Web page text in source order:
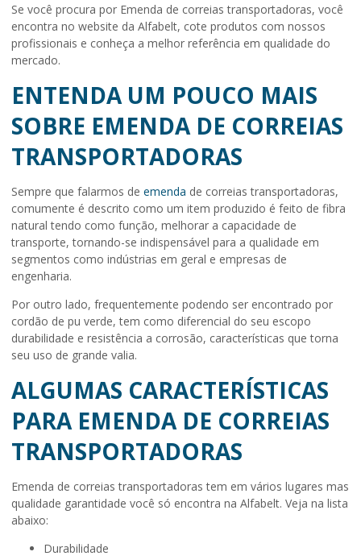
Se você procura por Emenda de correias transportadoras, você
encontra no website da Alfabelt, cote produtos com nossos
profissionais e conheça a melhor referência em qualidade do
mercado.
ENTENDA UM POUCO MAIS
SOBRE EMENDA DE CORREIAS
TRANSPORTADORAS
Sempre que falarmos de emenda de correias transportadoras,
comumente é descrito como um item produzido é feito de fibra
natural tendo como função, melhorar a capacidade de
transporte, tornando-se indispensável para a qualidade em
segmentos como indústrias em geral e empresas de
engenharia.
Por outro lado, frequentemente podendo ser encontrado por
cordão de pu verde, tem como diferencial do seu escopo
durabilidade e resistência a corrosão, características que torna
seu uso de grande valia.
ALGUMAS CARACTERÍSTICAS
PARA EMENDA DE CORREIAS
TRANSPORTADORAS
Emenda de correias transportadoras tem em vários lugares mas
qualidade garantidade você só encontra na Alfabelt. Veja na lista
abaixo:
durabilidade